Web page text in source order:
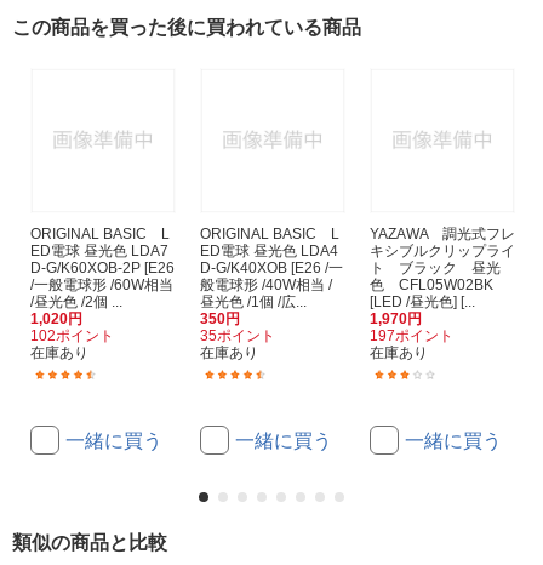
この商品を買った後に買われている商品
ORIGINAL BASIC L
ED電球 昼光色 LDA7
D-G/K60XOB-2P [E26
/一般電球形 /60W相当
/昼光色 /2個 ...
1,020円
102ポイント
在庫あり
一緒に買う
ORIGINAL BASIC L
ED電球 昼光色 LDA4
D-G/K40XOB [E26 /一
般電球形 /40W相当 /
昼光色 /1個 /広...
350円
35ポイント
在庫あり
一緒に買う
YAZAWA 調光式フレ
キシブルクリップライ
ト ブラック 昼光
色 CFL05W02BK
[LED /昼光色] [...
1,970円
197ポイント
在庫あり
一緒に買う
類似の商品と比較